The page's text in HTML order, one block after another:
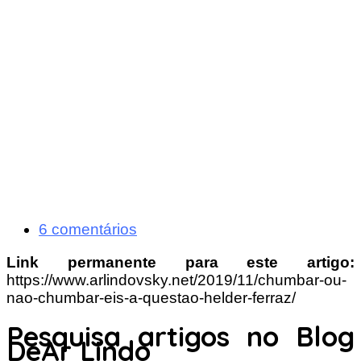
6 comentários
Link permanente para este artigo:
https://www.arlindovsky.net/2019/11/chumbar-ou-
nao-chumbar-eis-a-questao-helder-ferraz/
Pesquisa artigos no Blog
DeAr Lindo